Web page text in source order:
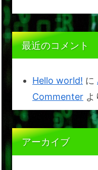
最近のコメント
Hello world! に
Commenter よ
アーカイブ